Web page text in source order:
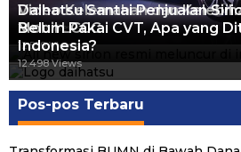
Video Kelemahan dan
13.424 Views
Daihatsu Santai Penjualan
Mobil LCGC
12.559 Views
Belum Pakai CVT, Apa yang
Indonesia?
12.498 Views
Pos-pos Terbaru